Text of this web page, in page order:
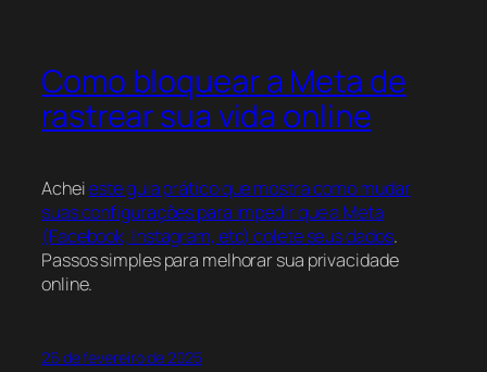
Como bloquear a Meta de
rastrear sua vida online
Acheieste guia prático que mostra como mudar
suas configurações para impedir que a Meta
(Facebook, Instagram, etc) colete seus dados.
Passos simples para melhorar sua privacidade
online.
26 de fevereiro de 2025